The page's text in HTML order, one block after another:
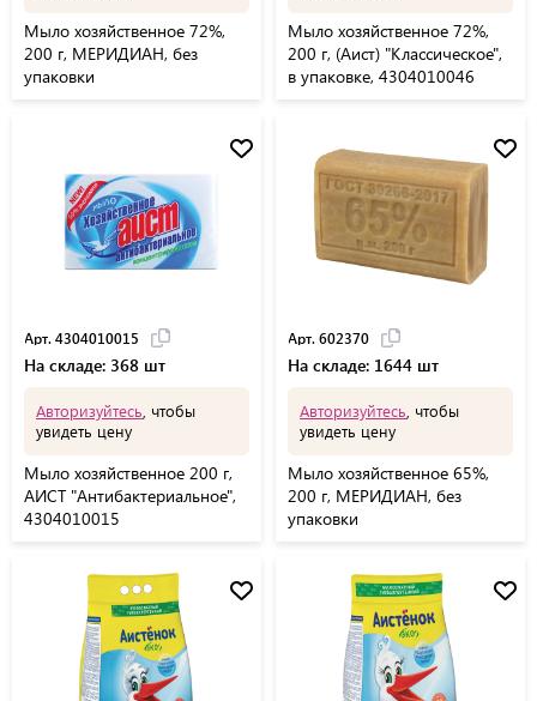
Мыло хозяйственное 72%,
200 г, МЕРИДИАН, без
упаковки
Мыло хозяйственное 72%,
200 г, (Аист) "Классическое",
в упаковке, 4304010046
Арт. 4304010015
На складе: 368 шт
Авторизуйтесь , чтобы
увидеть цену
Мыло хозяйственное 200 г,
АИСТ "Антибактериальное",
4304010015
Арт. 602370
На складе: 1644 шт
Авторизуйтесь , чтобы
увидеть цену
Мыло хозяйственное 65%,
200 г, МЕРИДИАН, без
упаковки